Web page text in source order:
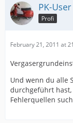
PK-User
Profi
February 21, 2011 at
Und wenn du alle
durchgeführt
Fehlerquellen